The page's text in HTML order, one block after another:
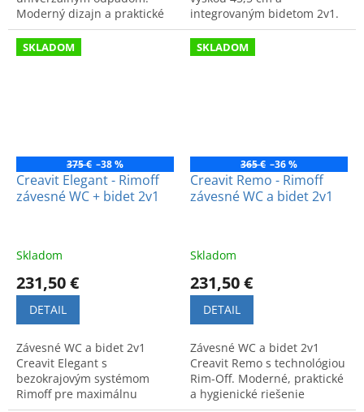
Moderný dizajn a praktické
riešenie, ktoré šetrí miesto v
kúpeľni. Vyrobené pre
vysoký komfort.
integrovaným bidetom 2v1.
Zaručuje maximálny
komfort, funkčnosť a
špičkovú hygienu v kúpeľni.
SKLADOM
375 € –38 %
Creavit Elegant - Rimoff
závesné WC + bidet 2v1
Skladom
231,50 €
DETAIL
Závesné WC a bidet 2v1
Creavit Elegant s
bezokrajovým systémom
Rimoff pre maximálnu
SKLADOM
365 € –36 %
Creavit Remo - Rimoff
závesné WC a bidet 2v1
Skladom
231,50 €
DETAIL
Závesné WC a bidet 2v1
Creavit Remo s technológiou
Rim-Off. Moderné, praktické
a hygienické riešenie